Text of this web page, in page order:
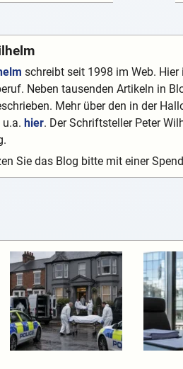
schreibt seit 1998 im Web.
Neben tausenden Artikeln in
Mehr über den in der
hier. Der Schriftsteller Peter
Sie das Blog bitte mit einer